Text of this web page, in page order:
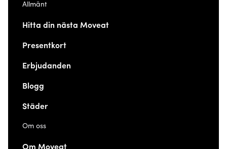
Allmänt
Hitta din nästa Moveat
Presentkort
Erbjudanden
Blogg
Städer
Om oss
Om Moveat